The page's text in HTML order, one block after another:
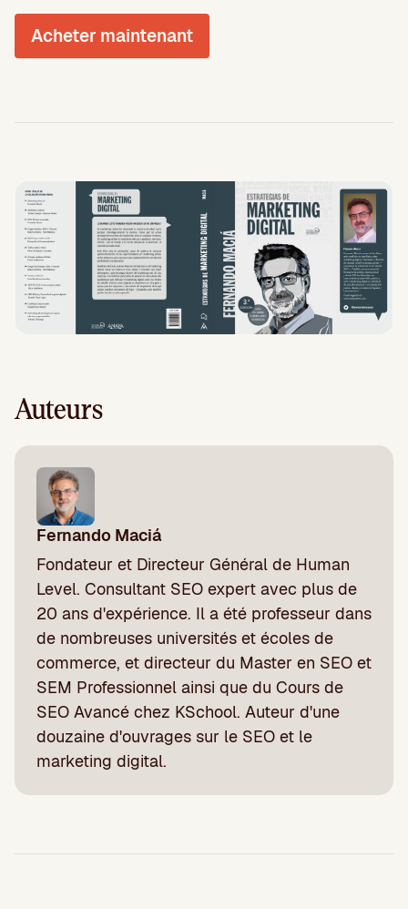
Acheter maintenant
Auteurs
Fernando Maciá
Fondateur et Directeur Général de Human
Level. Consultant SEO expert avec plus de
20 ans d'expérience. Il a été professeur dans
de nombreuses universités et écoles de
commerce, et directeur du Master en SEO et
SEM Professionnel ainsi que du Cours de
SEO Avancé chez KSchool. Auteur d'une
douzaine d'ouvrages sur le SEO et le
marketing digital.